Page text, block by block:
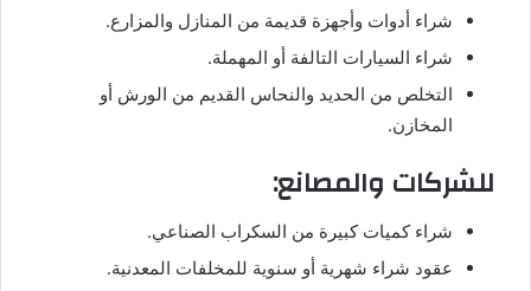
شراء أدوات وأجهزة قديمة من المنازل والمزارع.
شراء السيارات التالفة أو المهملة.
التخلص من الحديد والنحاس القديم من الورش أو
المخازن.
للشركات والمصانع:
شراء كميات كبيرة من السكراب الصناعي.
عقود شراء شهرية أو سنوية للمخلفات المعدنية.